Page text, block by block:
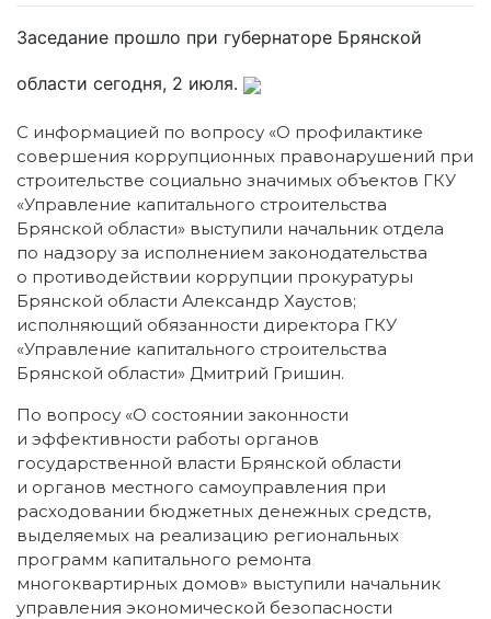
Заседание прошло при губернаторе Брянской
области сегодня, 2 июля.
С информацией по вопросу «О профилактике
совершения коррупционных правонарушений при
строительстве социально значимых объектов ГКУ
«Управление капитального строительства
Брянской области» выступили начальник отдела
по надзору за исполнением законодательства
о противодействии коррупции прокуратуры
Брянской области Александр Хаустов;
исполняющий обязанности директора ГКУ
«Управление капитального строительства
Брянской области» Дмитрий Гришин.
По вопросу «О состоянии законности
и эффективности работы органов
государственной власти Брянской области
и органов местного самоуправления при
расходовании бюджетных денежных средств,
выделяемых на реализацию региональных
программ капитального ремонта
многоквартирных домов» выступили начальник
управления экономической безопасности